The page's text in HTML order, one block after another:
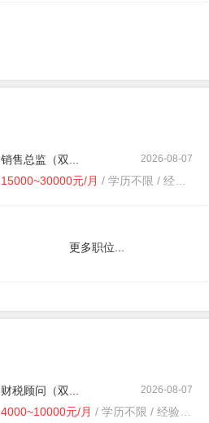
2026-08-07
销售总监（双...
15000~30000元/月 / 学历不限 / 经验不限
更多职位...
2026-08-07
财税顾问（双...
4000~10000元/月 / 学历不限 / 经验不限